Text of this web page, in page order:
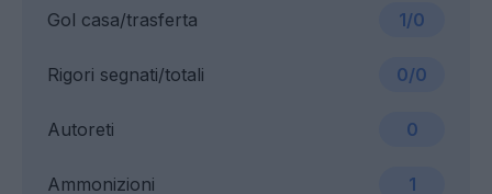
Gol casa/trasferta 1/0
Ammonizioni 1
Rigori segnati/totali 0/0
Autoreti 0